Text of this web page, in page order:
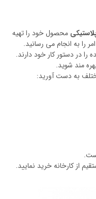
محصول خود را تهیه
را به انجام می رسانید.
در دستور کار خود دارند.
مند شوید.
به دست آورید:
از کارخانه خرید نمایید.